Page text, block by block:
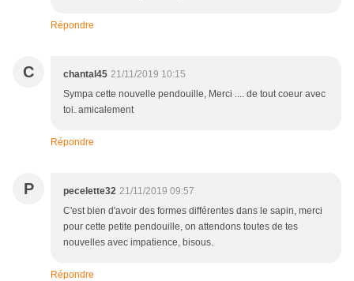
Répondre
C chantal45 21/11/2019 10:15
Sympa cette nouvelle pendouille, Merci .... de tout coeur avec
toi. amicalement
Répondre
P pecelette32 21/11/2019 09:57
C'est bien d'avoir des formes différentes dans le sapin, merci
pour cette petite pendouille, on attendons toutes de tes
nouvelles avec impatience, bisous.
Répondre